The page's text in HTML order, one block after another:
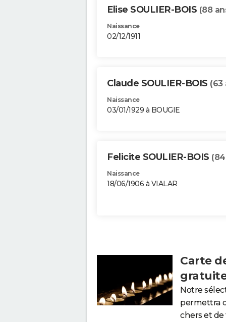
Elise SOULIER-BOIS (88
Naissance
02/12/1911
Claude SOULIER-BOIS (63
Naissance
03/01/1929 à BOUGIE
Felicite SOULIER-BOIS
Naissance
18/06/1906 à VIALAR
Carte
Notre
permettra
chers et